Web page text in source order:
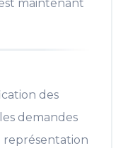
maintenant
des
demandes